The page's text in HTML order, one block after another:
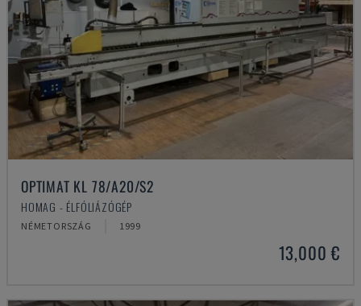
OPTIMAT KL 78/A20/S2
HOMAG - ÉLFÓLIÁZÓGÉP
NÉMETORSZÁG 1999
13,000 €